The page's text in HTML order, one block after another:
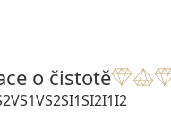
o čistotě
VS1VS2SI1SI2I1I2